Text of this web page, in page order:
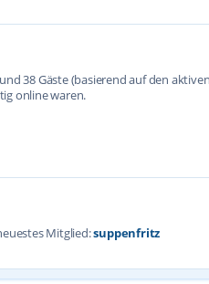
38 Gäste (basierend auf den
online waren.
Mitglied:suppenfritz